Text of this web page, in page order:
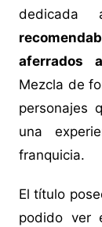
aferrados
Mezcla de
personajes
una
franquicia.
El título
podido ver